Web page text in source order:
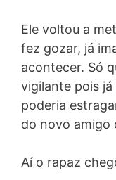
Ele voltou a
fez gozar, já
acontecer. Só
vigilante pois
poderia
do novo amigo
Aí o rapaz